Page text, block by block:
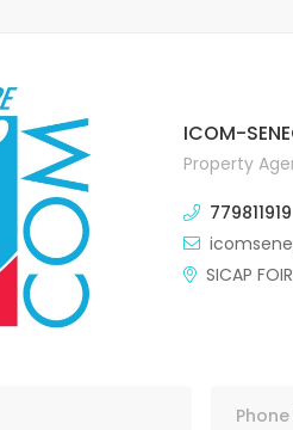
ICOM-
Property
779811919
SICAP